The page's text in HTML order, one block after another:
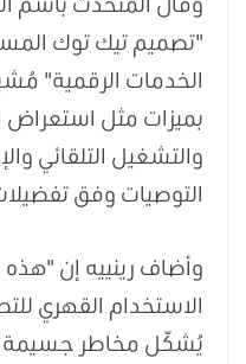
"تصميم تيك توك
الخدمات الرقمية"
بميزات مثل استعراض
والتشغيل التلقائي
التوصيات وفق
وأضاف رينييه إن "هذه
الاستخدام القهري
يُشكّل مخاطر جسيمة